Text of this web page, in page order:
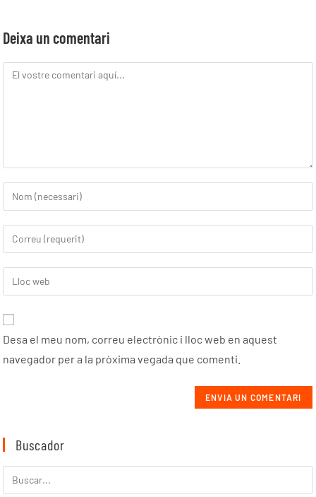
Deixa un comentari
Desa el meu nom, correu electrònic i lloc web en aquest
navegador per a la pròxima vegada que comenti.
Buscador